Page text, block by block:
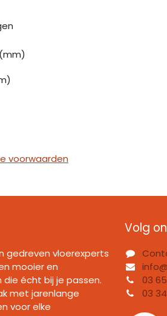
voorwaarden
Volg
03
03
gedreven vloerexperts
mooier en
écht bij je passen.
met jarenlange
voor elke